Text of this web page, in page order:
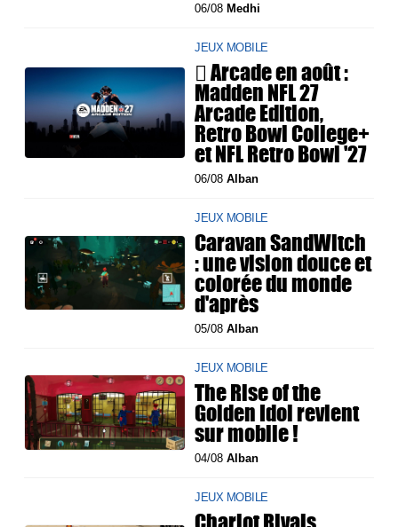
06/08Medhi
JEUX MOBILE
 Arcade en août :
Madden NFL 27
Arcade Edition,
Retro Bowl College+
et NFL Retro Bowl '27
06/08Alban
JEUX MOBILE
Caravan SandWitch
: une vision douce et
colorée du monde
d'après
05/08Alban
JEUX MOBILE
The Rise of the
Golden Idol revient
sur mobile !
04/08Alban
JEUX MOBILE